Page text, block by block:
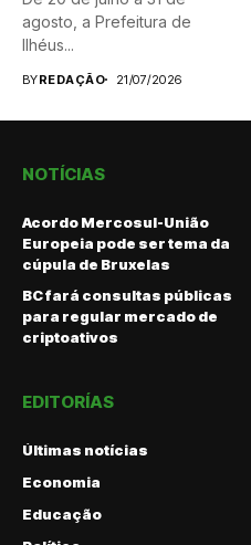
agosto, a Prefeitura de
Ilhéus...
BYREDAÇÃO 21/07/2026
NOTÍCIAS
Acordo Mercosul-União
Europeia pode ser tema da
cúpula de Bruxelas
BC fará consultas públicas
para regular mercado de
criptoativos
EDITORÍAS
Últimas notícias
Economia
Educação